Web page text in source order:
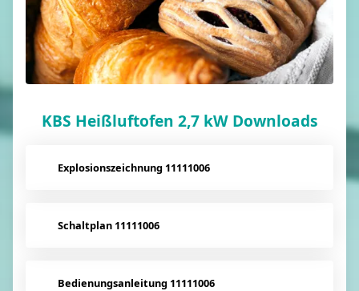
KBS Heißluftofen 2,7 kW Downloads
Explosionszeichnung 11111006
Schaltplan 11111006
Bedienungsanleitung 11111006